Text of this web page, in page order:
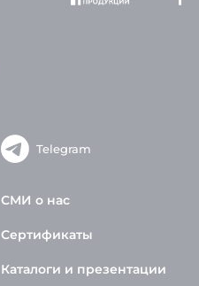
Telegram
СМИ о нас
Сертификаты
Каталоги и презентации